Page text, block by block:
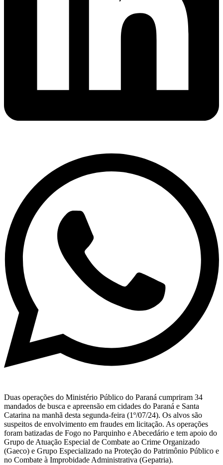
Duas operações do Ministério Público do Paraná cumpriram 34
mandados de busca e apreensão em cidades do Paraná e Santa
Catarina na manhã desta segunda-feira (1º/07/24). Os alvos são
suspeitos de envolvimento em fraudes em licitação. As operações
foram batizadas de Fogo no Parquinho e Abecedário e tem apoio do
Grupo de Atuação Especial de Combate ao Crime Organizado
(Gaeco) e Grupo Especializado na Proteção do Patrimônio Público e
no Combate à Improbidade Administrativa (Gepatria).